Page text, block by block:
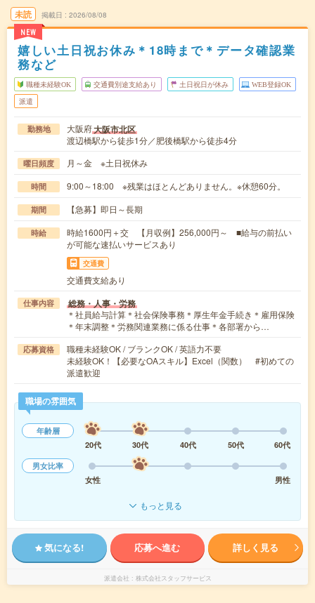
未読
NEW
掲載日 2026/08/08
嬉しい土日祝お休み＊18時まで＊データ確認業
務など
職種未経験OK 交通費別途支給あり 土日祝日が休み WEB登録OK
派遣
勤務地 大阪府大阪市北区
渡辺橋駅から徒歩1分／肥後橋駅から徒歩4分
曜日頻度 月～金 ※土日祝休み
時間 9:00～18:00 ※残業はほとんどありません。※休憩60分。
期間 【急募】即日～長期
時給
時給1600円＋交 【月収例】256,000円～ ■給与の前払い
が可能な速払いサービスあり
交通費
交通費支給あり
仕事内容 総務・人事・労務
＊社員給与計算＊社会保険事務＊厚生年金手続き＊雇用保険
＊年末調整＊労務関連業務に係る仕事＊各部署から…
応募資格
職種未経験OK / ブランクOK / 英語力不要
未経験OK！【必要なOAスキル】Excel（関数） #初めての
派遣歓迎
職場の雰囲気
年齢層
20代
30代 40代 50代
60代
男女比率
女性
男性
もっと見る
気になる! 応募へ進む 詳しく見る
派遣会社 株式会社スタッフサービス